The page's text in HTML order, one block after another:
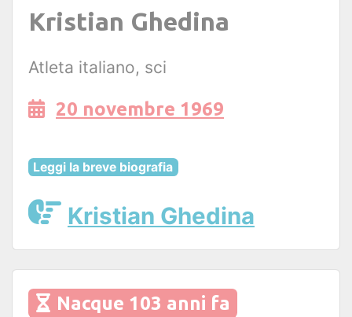
Kristian Ghedina
Atleta italiano, sci
20 novembre 1969
Leggi la breve biografia
Kristian Ghedina
Nacque 103 anni fa